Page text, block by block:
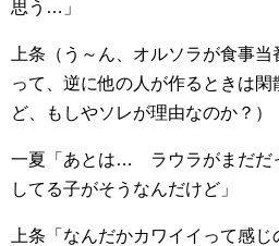
思う…」
上条（う～ん、オルソラが食事
って、逆に他の人が作るときは
ど、もしやソレが理由なのか？）
一夏「あとは… ラウラがまだだ
してる子がそうなんだけど」
上条「なんだかカワイイって感じ